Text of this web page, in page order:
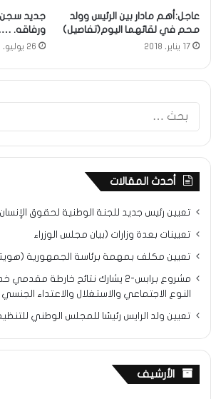
عاجل:أهم مادار بين الرئيس وولد
محم في لقائهما اليوم(تفاصيل)
17 يناير، 2018
جديد
ورفاقه.
26 يوليو، 2019
أحدث المقالات
تعيين رئيس جديد للجنة الوطنية لحقوق
تعيينات بعدة وزارات (بيان مجلس الوزراء
تعيين مكلف بمهمة برئاسة الجمهورية
مشروع برابس-2 يشارك نتائح خارطة
النوع الاجتماعي والاستغلال والاعتداء
تعيين ولد الرايس رئيسًا للمجلس الوطني
الأرشيف